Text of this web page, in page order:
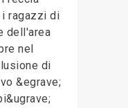
i ragazzi di
dell'area
nel
di
&egrave;